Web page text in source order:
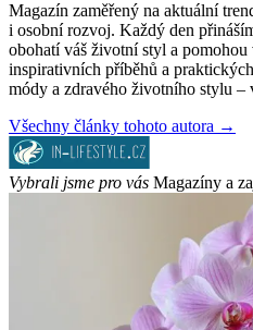
Magazín zaměřený na aktuální
i osobní rozvoj. Každý den
obohatí váš životní styl a pomohou
inspirativních příběhů a
módy a zdravého životního stylu –
Všechny články tohoto autora →
Vybrali jsme pro vás Magazíny a